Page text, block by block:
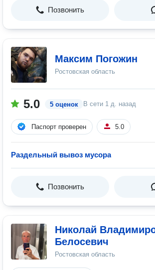
Позвонить
Максим Погожин
Ростовская область
5.0 5 оценок В сети 1 д. назад
Паспорт проверен 5.0
Раздельный вывоз мусора
Позвонить
Николай
Белосевич
Ростовская область